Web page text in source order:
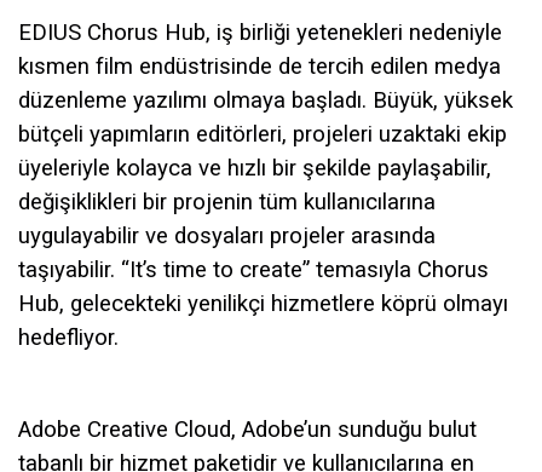
EDIUS Chorus Hub, iş birliği yetenekleri nedeniyle
kısmen film endüstrisinde de tercih edilen medya
düzenleme yazılımı olmaya başladı. Büyük, yüksek
bütçeli yapımların editörleri, projeleri uzaktaki ekip
üyeleriyle kolayca ve hızlı bir şekilde paylaşabilir,
değişiklikleri bir projenin tüm kullanıcılarına
uygulayabilir ve dosyaları projeler arasında
taşıyabilir. “It’s time to create” temasıyla Chorus
Hub, gelecekteki yenilikçi hizmetlere köprü olmayı
hedefliyor.
Adobe Creative Cloud, Adobe’un sunduğu bulut
tabanlı bir hizmet paketidir ve kullanıcılarına en